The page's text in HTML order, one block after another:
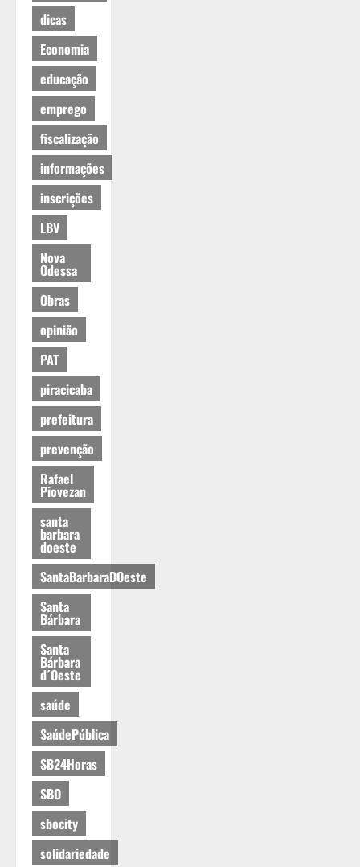
dicas
Economia
educação
emprego
fiscalização
informações
inscrições
LBV
Nova
Odessa
Obras
opinião
PAT
piracicaba
prefeitura
prevenção
Rafael
Piovezan
santa
barbara
doeste
SantaBarbaraDOeste
Santa
Bárbara
Santa
Bárbara
d´Oeste
saúde
SaúdePública
SB24Horas
SBO
sbocity
solidariedade